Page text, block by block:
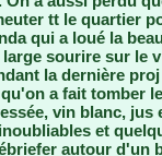
tt le quartier
qui a loué la
sourire sur le
la dernière
a fait tomber
vin blanc, jus
et
autour d'un